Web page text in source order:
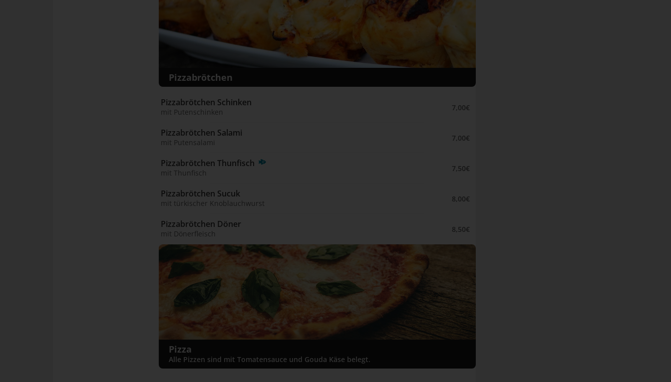
Pizzabrötchen
Pizzabrötchen Schinken
mit Putenschinken 7,00€
Pizzabrötchen Salami
mit Putensalami 7,00€
Pizzabrötchen Thunfisch
mit Thunfisch
7,50€
Pizzabrötchen Sucuk
mit türkischer Knoblauchwurst 8,00€
Pizzabrötchen Döner
mit Dönerfleisch 8,50€
Pizza
Alle Pizzen sind mit Tomatensauce und Gouda Käse belegt.